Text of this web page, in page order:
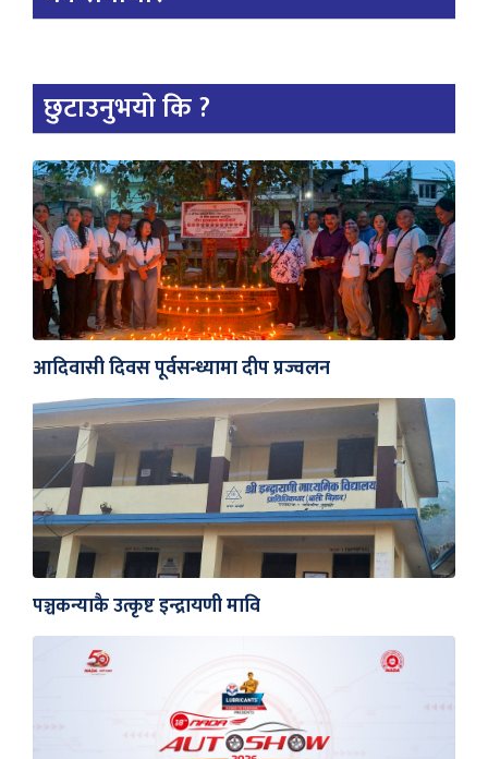
छुटाउनुभयो कि ?
आदिवासी दिवस पूर्वसन्ध्यामा दीप प्रज्वलन
पञ्चकन्याकै उत्कृष्ट इन्द्रायणी मावि